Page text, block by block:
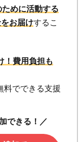
めに活動する
お届けするこ
！費用負担も
料でできる支援
できる！／